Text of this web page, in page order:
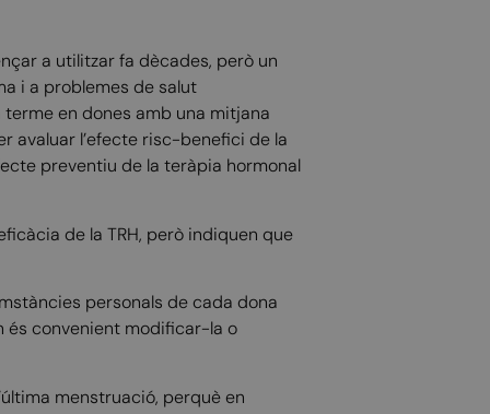
a utilitzar fa dècades, però un
i a problemes de salut
en dones amb una mitjana
avaluar l’efecte risc-benefici de la
preventiu de la teràpia hormonal
de la TRH, però indiquen que
personals de cada dona
és convenient modificar-la o
menstruació, perquè en